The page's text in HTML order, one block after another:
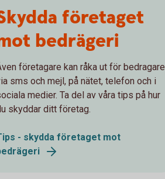
företaget
bedrägeri
företagare kan råka ut för bedragare
sms och mejl, på nätet, telefon och i
medier. Ta del av våra tips på hur
skyddar ditt företag.
- skydda företaget mot